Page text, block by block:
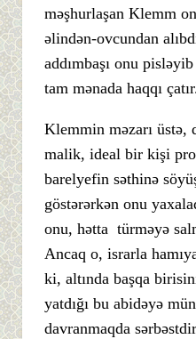
məşhurlaşan Klemm
əlindən-ovcundan
addımbaşı onu
tam mənada haqqı
Klemmin məzarı üstə,
malik, ideal bir kişi
barelyefin səthinə
göstərərkən onu
onu, hətta türməyə
Ancaq o, israrla
ki, altında başqa
yatdığı bu abidəyə
davranmaqda